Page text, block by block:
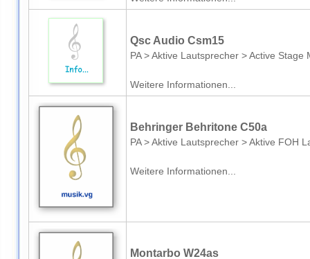
Qsc Audio Csm15
PA > Aktive Lautsprecher > Active Stage
Weitere Informationen...
Behringer Behritone C50a
PA > Aktive Lautsprecher > Aktive FOH
Weitere Informationen...
Montarbo W24as